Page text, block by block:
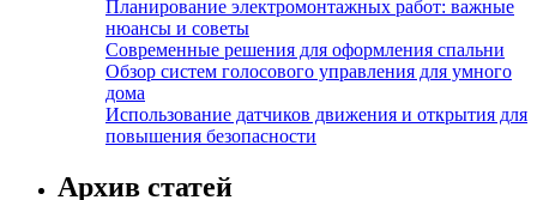
Планирование электромонтажных работ: важные
нюансы и советы
Современные решения для оформления спальни
Обзор систем голосового управления для умного
дома
Использование датчиков движения и открытия для
повышения безопасности
Архив статей